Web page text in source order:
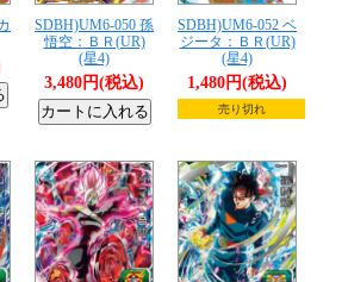
SDBH)UM6-050 孫
悟空：ＢＲ(UR)
(星4)
3,480円(税込)
SDBH)UM6-052 ベ
ジータ：ＢＲ(UR)
(星4)
1,480円(税込)
売り切れ